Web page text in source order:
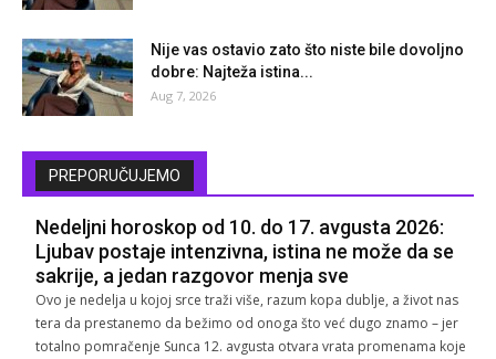
Nije vas ostavio zato što niste bile dovoljno
dobre: Najteža istina...
Aug 7, 2026
PREPORUČUJEMO
Nedeljni horoskop od 10. do 17. avgusta 2026:
Ljubav postaje intenzivna, istina ne može da se
sakrije, a jedan razgovor menja sve
Ovo je nedelja u kojoj srce traži više, razum kopa dublje, a život nas
tera da prestanemo da bežimo od onoga što već dugo znamo – jer
totalno pomračenje Sunca 12. avgusta otvara vrata promenama koje